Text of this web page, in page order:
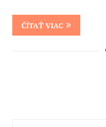
ČÍTAŤ VIAC